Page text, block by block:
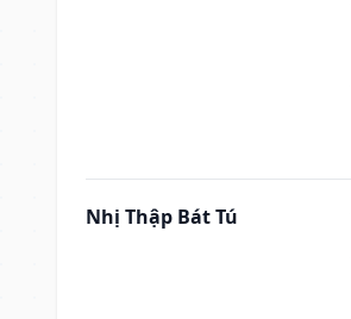
Nhị Thập Bát Tú